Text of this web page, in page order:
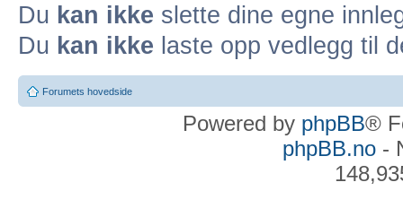
Du kan ikke slette dine egne
Du kan ikke laste opp vedlegg til
Forumets hovedside
Powered by phpBB®
phpBB.no-